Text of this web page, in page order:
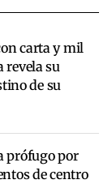
carta y mil
revela su
de su
prófugo por
de centro